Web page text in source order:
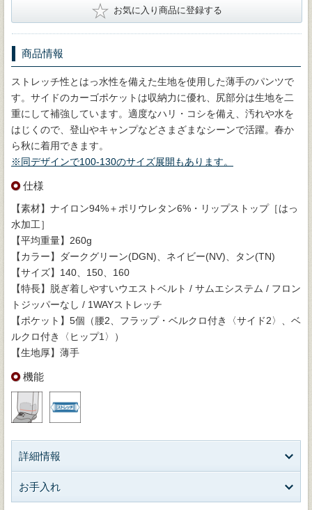
★ お気に入り商品に登録する
商品情報
ストレッチ性とはっ水性を備えた生地を使用した薄手のパンツで
す。サイドのカーゴポケットは収納力に優れ、尻部分は生地を二
重にして補強しています。適度なハリ・コシを備え、汚れや水を
はじくので、登山やキャンプなどさまざまなシーンで活躍。春か
ら秋に着用できます。
※同デザインで100-130のサイズ展開もあります。
仕様
【素材】ナイロン94%＋ポリウレタン6%・リップストップ［はっ
水加工］
【平均重量】260g
【カラー】ダークグリーン(DGN)、ネイビー(NV)、タン(TN)
【サイズ】140、150、160
【特長】脱ぎ着しやすいウエストベルト / サムエシステム / フロン
トジッパーなし / 1WAYストレッチ
【ポケット】5個（腰2、フラップ・ベルクロ付き〈サイド2〉、ベ
ルクロ付き〈ヒップ1〉）
【生地厚】薄手
機能
詳細情報
お手入れ